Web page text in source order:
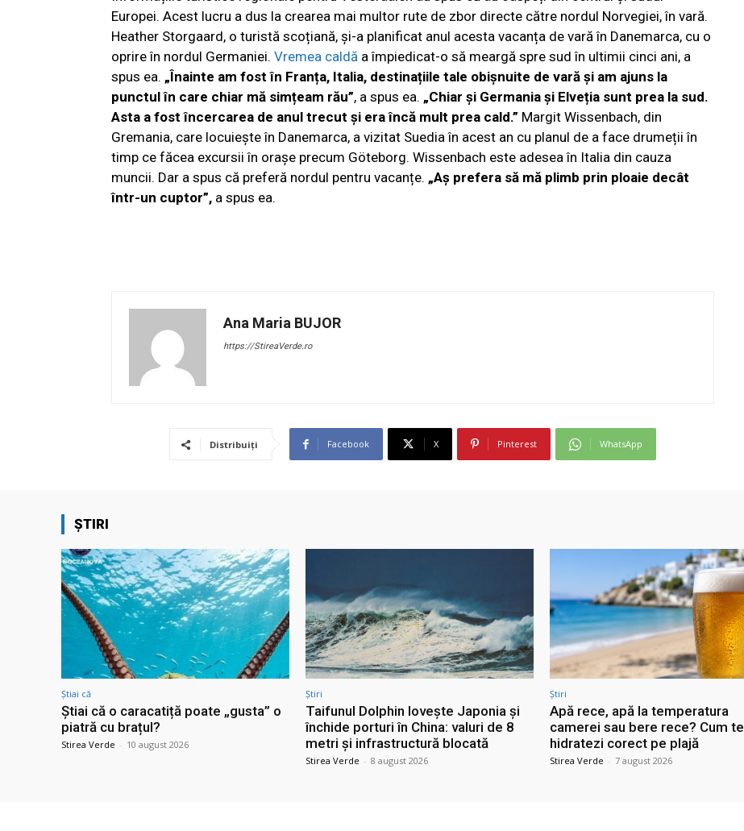
Europei. Acest lucru a dus la crearea mai multor rute de zbor directe către nordul Norvegiei, în vară.
Heather Storgaard, o turistă scoțiană, și-a planificat anul acesta vacanța de vară în Danemarca, cu o
oprire în nordul Germaniei. Vremea caldă a împiedicat-o să meargă spre sud în ultimii cinci ani, a
spus ea. „Înainte am fost în Franța, Italia, destinațiile tale obișnuite de vară și am ajuns la
punctul în care chiar mă simțeam rău”, a spus ea. „Chiar și Germania și Elveția sunt prea la sud.
Asta a fost încercarea de anul trecut și era încă mult prea cald.” Margit Wissenbach, din
Gremania, care locuiește în Danemarca, a vizitat Suedia în acest an cu planul de a face drumeții în
timp ce făcea excursii în orașe precum Göteborg. Wissenbach este adesea în Italia din cauza
muncii. Dar a spus că preferă nordul pentru vacanțe. „Aș prefera să mă plimb prin ploaie decât
într-un cuptor”, a spus ea.
Ana Maria BUJOR
https://StireaVerde.ro
Distribuiți Facebook X Pinterest WhatsApp
ȘTIRI
Știai că
Știai că o caracatiță poate „gusta” o
piatră cu brațul?
Stirea Verde - 10 august 2026
Știri
Taifunul Dolphin lovește Japonia și
închide porturi în China: valuri de 8
metri și infrastructură blocată
Stirea Verde - 8 august 2026
Știri
Apă rece, apă la temperatura
camerei sau bere rece? Cum te
hidratezi corect pe plajă
Stirea Verde - 7 august 2026